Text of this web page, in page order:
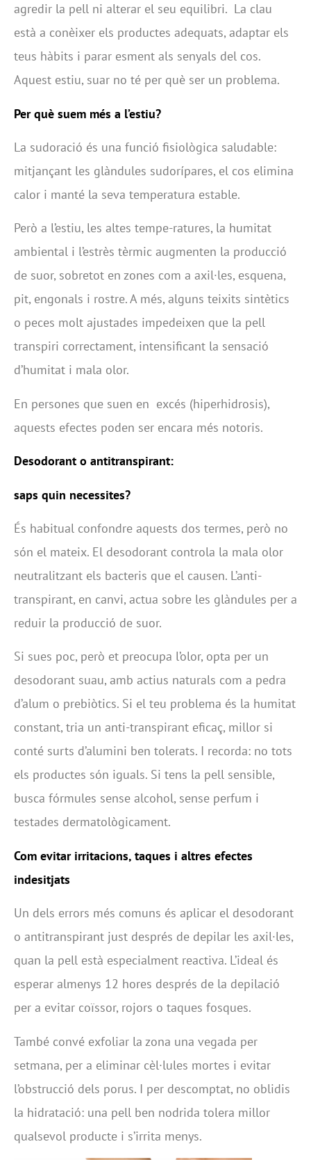
agredir la pell ni alterar el seu equilibri. La clau
està a conèixer els productes adequats, adaptar els
teus hàbits i parar esment als senyals del cos.
Aquest estiu, suar no té per què ser un problema.
Per què suem més a l’estiu?
La sudoració és una funció fisiològica saludable:
mitjançant les glàndules sudorípares, el cos elimina
calor i manté la seva temperatura estable.
Però a l’estiu, les altes tempe-ratures, la humitat
ambiental i l’estrès tèrmic augmenten la producció
de suor, sobretot en zones com a axil·les, esquena,
pit, engonals i rostre. A més, alguns teixits sintètics
o peces molt ajustades impedeixen que la pell
transpiri correctament, intensificant la sensació
d’humitat i mala olor.
En persones que suen en excés (hiperhidrosis),
aquests efectes poden ser encara més notoris.
Desodorant o antitranspirant:
saps quin necessites?
És habitual confondre aquests dos termes, però no
són el mateix. El desodorant controla la mala olor
neutralitzant els bacteris que el causen. L’anti-
transpirant, en canvi, actua sobre les glàndules per a
reduir la producció de suor.
Si sues poc, però et preocupa l’olor, opta per un
desodorant suau, amb actius naturals com a pedra
d’alum o prebiòtics. Si el teu problema és la humitat
constant, tria un anti-transpirant eficaç, millor si
conté surts d’alumini ben tolerats. I recorda: no tots
els productes són iguals. Si tens la pell sensible,
busca fórmules sense alcohol, sense perfum i
testades dermatològicament.
Com evitar irritacions, taques i altres efectes
indesitjats
Un dels errors més comuns és aplicar el desodorant
o antitranspirant just després de depilar les axil·les,
quan la pell està especialment reactiva. L’ideal és
esperar almenys 12 hores després de la depilació
per a evitar coïssor, rojors o taques fosques.
També convé exfoliar la zona una vegada per
setmana, per a eliminar cèl·lules mortes i evitar
l’obstrucció dels porus. I per descomptat, no oblidis
la hidratació: una pell ben nodrida tolera millor
qualsevol producte i s’irrita menys.